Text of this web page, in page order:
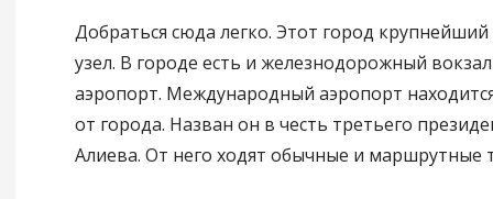
Добраться сюда легко. Этот город
узел. В городе есть и железнодорожный
аэропорт. Международный аэропорт
от города. Назван он в честь третьего
Алиева. От него ходят обычные и маршрутные